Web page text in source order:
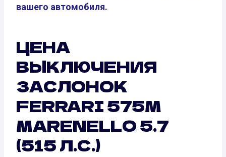
вашего автомобиля.
ЦЕНА
ВЫКЛЮЧЕНИЯ
ЗАСЛОНОК
FERRARI 575M
MARENELLO 5.7
(515 Л.С.)